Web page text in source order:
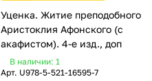
Уценка. Житие преподобного
Аристоклия Афонского (с
акафистом). 4-е изд., доп
В наличии: 1
Арт. U978-5-521-16595-7